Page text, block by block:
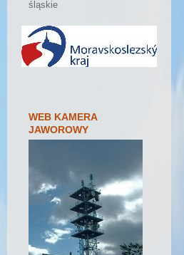
śląskie
WEB KAMERA
JAWOROWY